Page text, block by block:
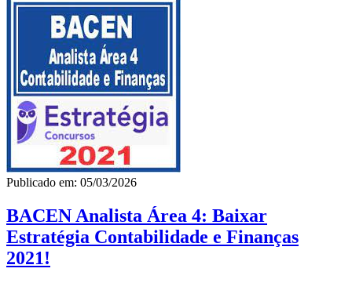
Publicado em: 05/03/2026
BACEN Analista Área 4: Baixar
Estratégia Contabilidade e Finanças
2021!